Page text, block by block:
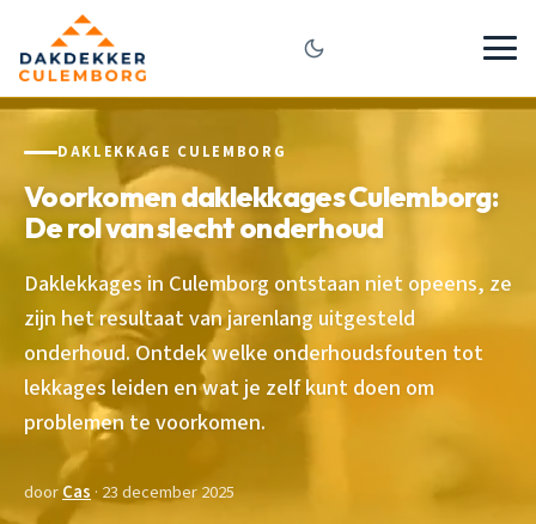
DAKLEKKAGE CULEMBORG
Voorkomen daklekkages Culemborg:
De rol van slecht onderhoud
Daklekkages in Culemborg ontstaan niet opeens, ze
zijn het resultaat van jarenlang uitgesteld
onderhoud. Ontdek welke onderhoudsfouten tot
lekkages leiden en wat je zelf kunt doen om
problemen te voorkomen.
doorCas · 23 december 2025